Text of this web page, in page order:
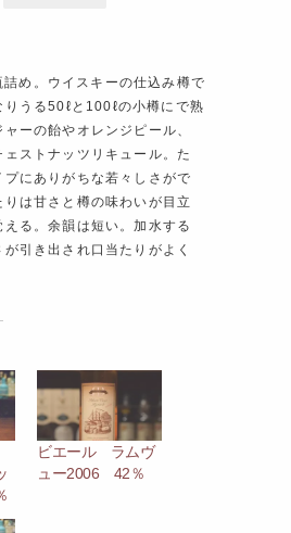
め。ウイスキーの仕込み樽で
うる50ℓと100ℓの小樽にで熟
ーの飴やオレンジピール、
ストナッツリキュール。た
にありがちな若々しさがで
は甘さと樽の味わいが目立
る。余韻は短い。加水する
引き出され口当たりがよく
ビエール ラムヴ
ュー2006 42％